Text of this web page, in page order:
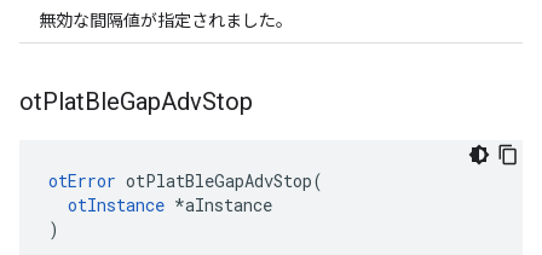
無効な間隔値が指定されました。
otPlatBleGapAdvStop
otError otPlatBleGapAdvStop(
otInstance *aInstance
)